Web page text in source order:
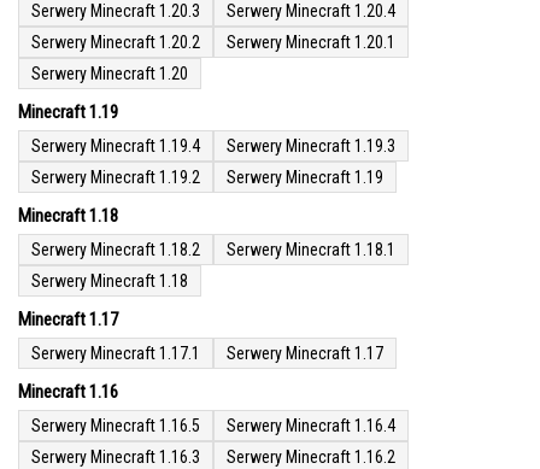
Serwery Minecraft 1.20.3
Serwery Minecraft 1.20.4
Serwery Minecraft 1.20.2
Serwery Minecraft 1.20.1
Serwery Minecraft 1.20
Minecraft 1.19
Serwery Minecraft 1.19.4
Serwery Minecraft 1.19.3
Serwery Minecraft 1.19.2
Serwery Minecraft 1.19
Minecraft 1.18
Serwery Minecraft 1.18.2
Serwery Minecraft 1.18.1
Serwery Minecraft 1.18
Minecraft 1.17
Serwery Minecraft 1.17.1 Serwery Minecraft 1.17
Minecraft 1.16
Serwery Minecraft 1.16.5
Serwery Minecraft 1.16.4
Serwery Minecraft 1.16.3
Serwery Minecraft 1.16.2